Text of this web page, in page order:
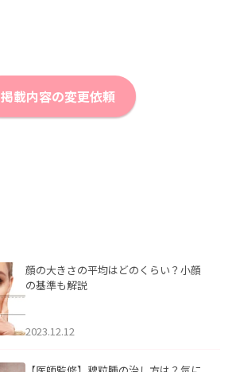
掲載内容の変更依頼
顔の大きさの平均はどのくらい？小顔
の基準も解説
2023.12.12